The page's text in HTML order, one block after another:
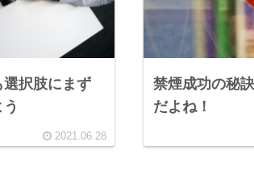
択肢にまず
2021.06.28
禁煙成功の秘
だよね！